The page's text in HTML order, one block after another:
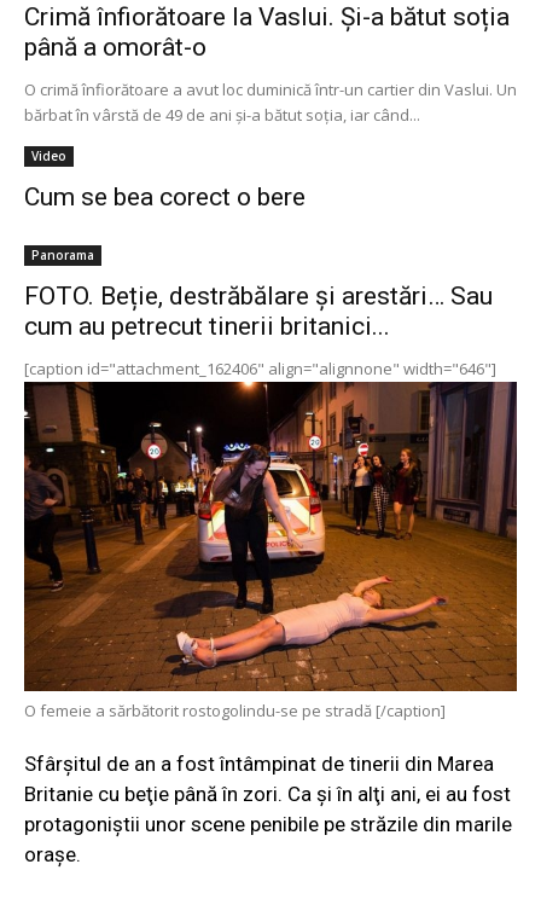
Crimă înfiorătoare la Vaslui. Și-a bătut soția
până a omorât-o
O crimă înfiorătoare a avut loc duminică într-un cartier din Vaslui. Un
bărbat în vârstă de 49 de ani şi-a bătut soţia, iar când...
Video
Cum se bea corect o bere
Panorama
FOTO. Beție, destrăbălare și arestări… Sau
cum au petrecut tinerii britanici...
[caption id="attachment_162406" align="alignnone" width="646"]
O femeie a sărbătorit rostogolindu-se pe stradă [/caption]
Sfârşitul de an a fost întâmpinat de tinerii din Marea
Britanie cu beţie până în zori. Ca şi în alţi ani, ei au fost
protagoniştii unor scene penibile pe străzile din marile
oraşe.